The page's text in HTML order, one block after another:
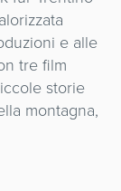
e alle
tre film
storie
montagna,